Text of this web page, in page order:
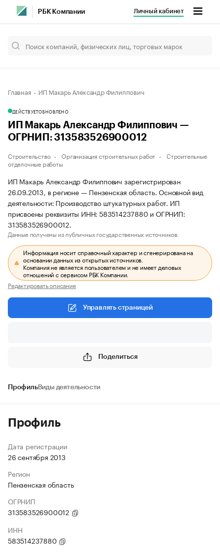
РБК Компании Личный кабинет
Главная ИП Макарь Александр Филиппович
ДЕЙСТВУЕТОБНОВЛЕНО
ИП Макарь Александр Филиппович —
ОГРНИП: 313583526900012
Строительство Организация строительных работ
Строительные
отделочные работы
ИП Макарь Александр Филиппович зарегистрирован
26.09.2013, в регионе — Пензенская область. Основной вид
деятельности: Производство штукатурных работ. ИП
присвоены реквизиты ИНН: 583514237880 и ОГРНИП:
313583526900012.
Данные получены из публичных государственных источников.
Информация носит справочный характер и сгенерирована на
основании данных из открытых источников.
Компания не является пользователем и не имеет деловых
отношений с сервисом РБК Компании.
Редактировать описание
Управлять страницей
Поделиться
ПрофильВиды деятельности
Профиль
Дата регистрации
26 сентября 2013
Регион
Пензенская область
ОГРНИП
313583526900012
ИНН
583514237880